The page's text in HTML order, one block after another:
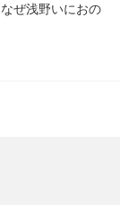
ぜ浅野いにおの